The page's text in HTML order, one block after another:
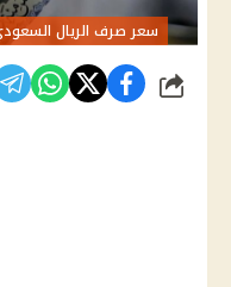
سعر صرف الريال السعودي
شارك